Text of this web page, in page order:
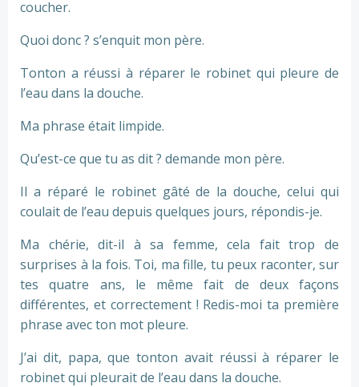
coucher.
Quoi donc ? s’enquit mon père.
Tonton a réussi à réparer le robinet qui pleure de
l’eau dans la douche.
Ma phrase était limpide.
Qu’est-ce que tu as dit ? demande mon père.
Il a réparé le robinet gâté de la douche, celui qui
coulait de l’eau depuis quelques jours, répondis-je.
Ma chérie, dit-il à sa femme, cela fait trop de
surprises à la fois. Toi, ma fille, tu peux raconter, sur
tes quatre ans, le même fait de deux façons
différentes, et correctement ! Redis-moi ta première
phrase avec ton mot pleure.
J’ai dit, papa, que tonton avait réussi à réparer le
robinet qui pleurait de l’eau dans la douche.